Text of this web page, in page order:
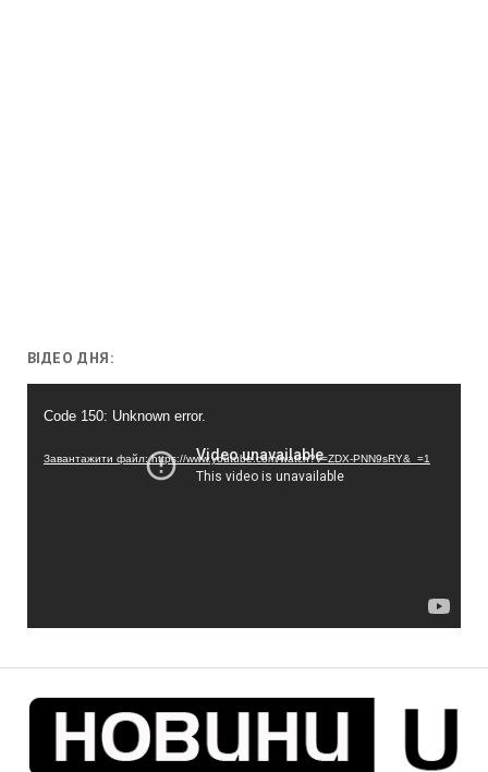
ВІДЕО ДНЯ:
Code 150: Unknown error.
Завантажити файл: https://www.youtube.com/watch?v=ZDX-PNN9sRY&_=1